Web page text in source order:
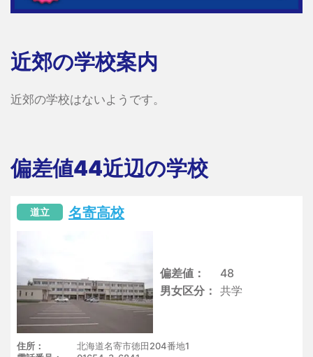
近郊の学校案内
近郊の学校はないようです。
偏差値44近辺の学校
道立 名寄高校
偏差値
48
男女区分
共学
住所
北海道名寄市徳田204番地1